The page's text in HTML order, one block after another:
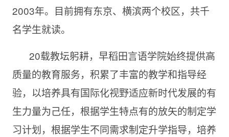
2003年。目前拥有东京、横滨两个校区，共千
名学生就读。
20载教坛躬耕，早稻田言语学院始终提供高
质量的教育服务，积累了丰富的教学和指导经
验，以培养具有国际化视野适应新时代发展的有
生力量为己任，根据学生特点有的放矢的制定学
习计划，根据学生不同需求制定升学指导，培养